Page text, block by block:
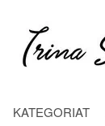
KATEGORIAT